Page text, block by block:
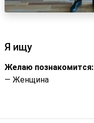
Я ищу
Желаю познакомится:
— Женщина